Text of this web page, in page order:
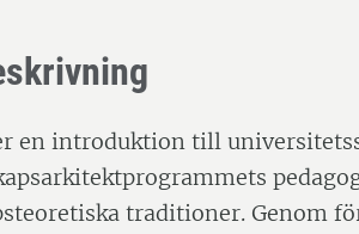
en introduktion till
traditioner. Genom